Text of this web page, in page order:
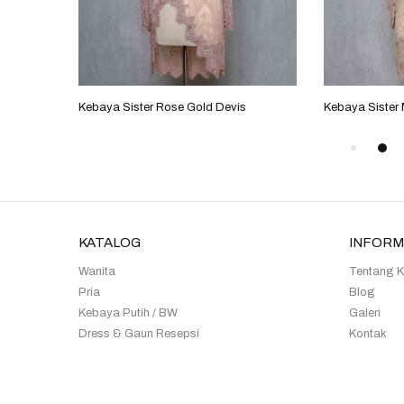
Kebaya Sister Rose Gold Devis Kebaya Sister
KATALOG
Wanita
Pria
Kebaya Putih / BW
Dress & Gaun Resepsi
Tentang
Blog
Galeri
Kontak